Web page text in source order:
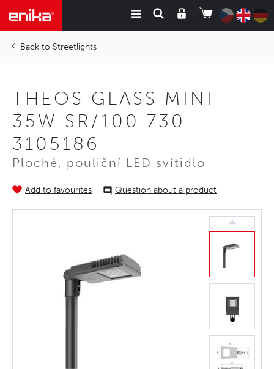
Streetlights
THEOS GLASS MINI
35W SR/100 730
3105186
Ploché, pouliční LED svítidlo
Add to favourites Question about a product